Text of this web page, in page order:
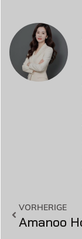
VORHERIGE